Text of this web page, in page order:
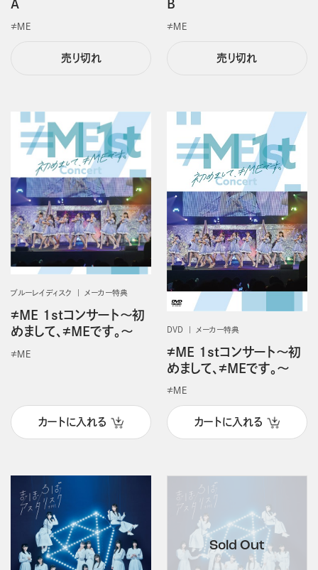
A
≠ＭＥ
売り切れ
B
≠ＭＥ
売り切れ
ブルーレイディスク メーカー特典
≠ME 1stコンサート～初
めまして、≠MEです。～
≠ＭＥ
カートに入れる
DVD メーカー特典
≠ME 1stコンサート～初
めまして、≠MEです。～
≠ＭＥ
カートに入れる